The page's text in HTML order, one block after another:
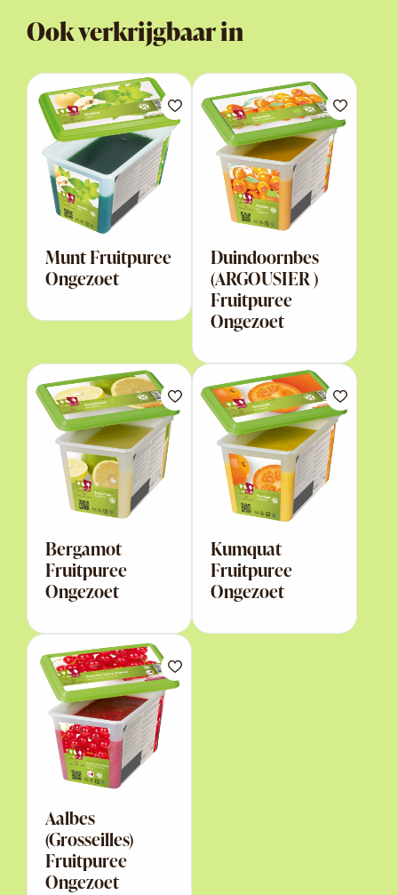
Ook verkrijgbaar in
Munt Fruitpuree
Ongezoet
Duindoornbes
(ARGOUSIER )
Fruitpuree
Ongezoet
Bergamot
Fruitpuree
Ongezoet
Kumquat
Fruitpuree
Ongezoet
Aalbes
(Grosseilles)
Fruitpuree
Ongezoet